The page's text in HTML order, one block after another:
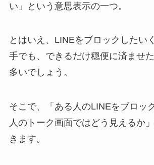
い」という意思表示の一つ。
とはいえ、LINEをブロックしたい
手でも、できるだけ穏便に済ませ
多いでしょう。
そこで、「ある人のLINEをブロッ
人のトーク画面ではどう見えるか
きます。